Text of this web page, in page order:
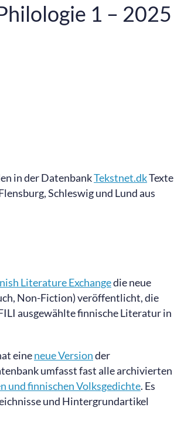
1 – 2025
in der DatenbankTekstnet.dkTexte
Schleswig und Lund aus
LiteratureExchangedie neue
Non-Fiction) veröffentlicht, die
ausgewählte finnische Literatur in
eineneue Versionder
umfasst fast alle archivierten
und finnischen Volksgedichte. Es
und Hintergrundartikel